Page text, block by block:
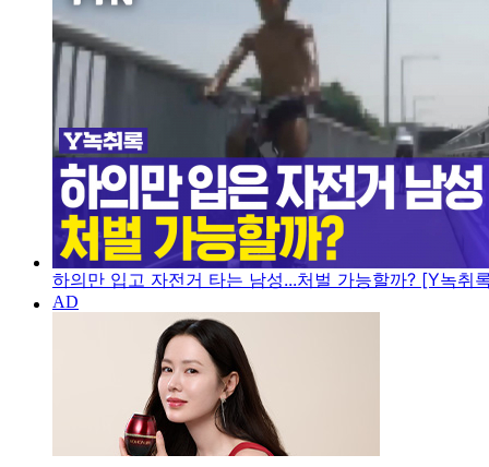
하의만 입고 자전거 타는 남성...처벌 가능할까? [Y녹취